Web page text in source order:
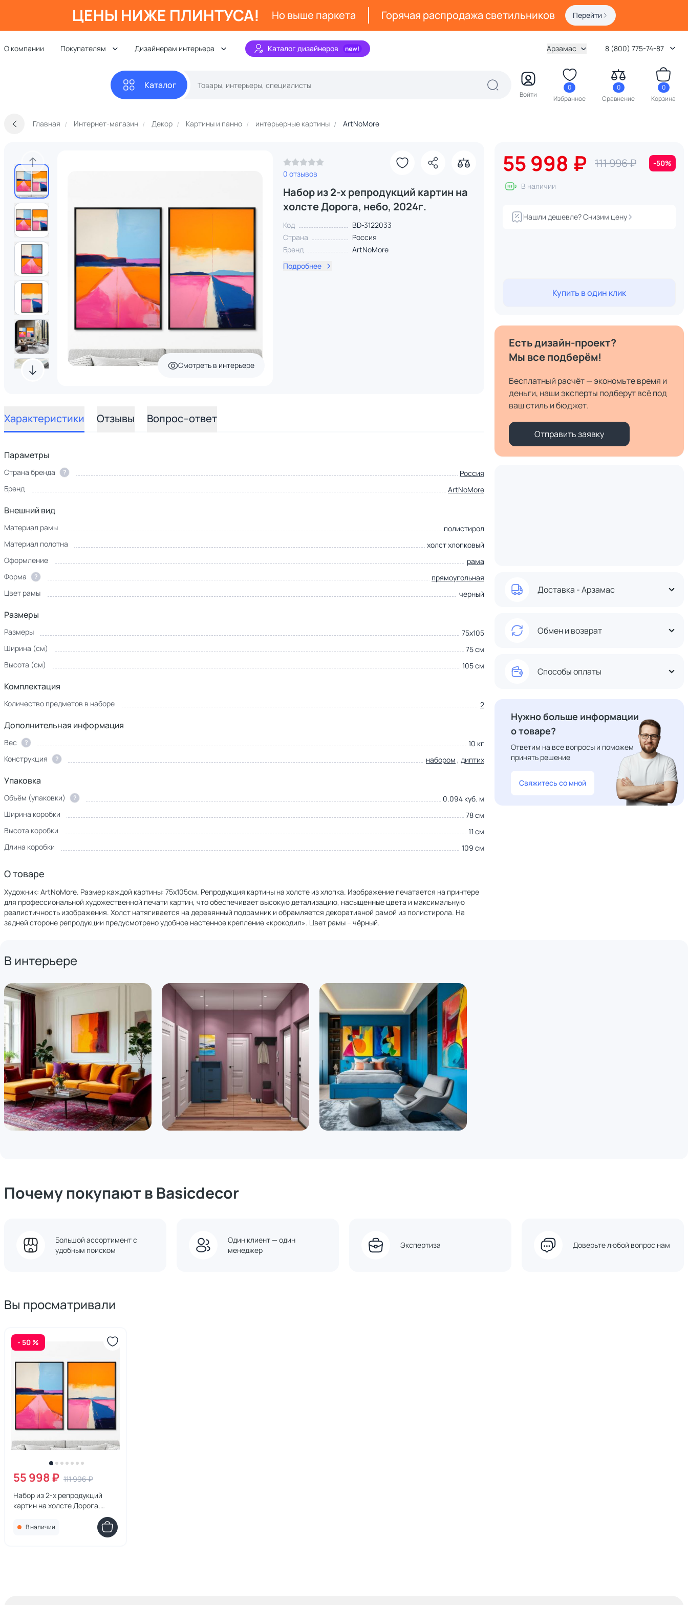
ЦЕНЫ НИЖЕ ПЛИНТУСА! Но выше паркета Горячая распродажа светильников Перейти
О компании Покупателям Дизайнерам интерьера Каталог дизайнеров Арзамас 8 (800) 775-74-87
Каталог
Войти
0
Избранное
0
Сравнение
0
Корзина
Главная Интернет-магазин Декор Картины и панно интерьерные картины ArtNoMore
Смотреть в интерьере
0 отзывов
Набор из 2-х репродукций картин на
холсте Дорога, небо, 2024г.
Код
BD-3122033
Страна
Россия
Бренд
ArtNoMore
Подробнее
Характеристики Отзывы Вопрос–ответ
Параметры
Страна бренда ?
Россия
Бренд
ArtNoMore
Внешний вид
Материал рамы
полистирол
Материал полотна
холст хлопковый
Оформление
рама
Форма
?
прямоугольная
Цвет рамы
черный
Размеры
Размеры
75х105
Ширина (см)
75 см
Высота (см)
105 см
Комплектация
Количество предметов в наборе 2
Дополнительная информация
Вес ?
10 кг
Конструкция
? набором , диптих
Упаковка
Объём (упаковки) ?
0.094 куб. м
Ширина коробки
78 см
Высота коробки
11 см
Длина коробки
109 см
О товаре
Художник: ArtNoMore. Размер каждой картины: 75х105см. Репродукция картины на холсте из хлопка. Изображение печатается на принтере
для профессиональной художественной печати картин, что обеспечивает высокую детализацию, насыщенные цвета и максимальную
реалистичность изображения. Холст натягивается на деревянный подрамник и обрамляется декоративной рамой из полистирола. На
задней стороне репродукции предусмотрено удобное настенное крепление «крокодил». Цвет рамы – чёрный.
55 998 ₽ 111 996 ₽ -50%
В наличии
Нашли дешевле? Снизим цену
Купить в один клик
Есть дизайн-проект?
Мы все подберём!
Бесплатный расчёт — экономьте время и
деньги, наши эксперты подберут всё под
ваш стиль и бюджет.
Отправить заявку
Доставка - Арзамас
Обмен и возврат
Способы оплаты
Нужно больше информации
о товаре?
Ответим на все вопросы и поможем
принять решение
Свяжитесь со мной
В интерьере
Почему покупают в Basicdecor
Большой ассортимент с
удобным поиском
Один клиент — один
менеджер
Экспертиза Доверьте любой вопрос нам
Вы просматривали
- 50 %
55 998 ₽ 111 996 ₽
Набор из 2-х репродукций
картин на холсте Дорога,
В наличии